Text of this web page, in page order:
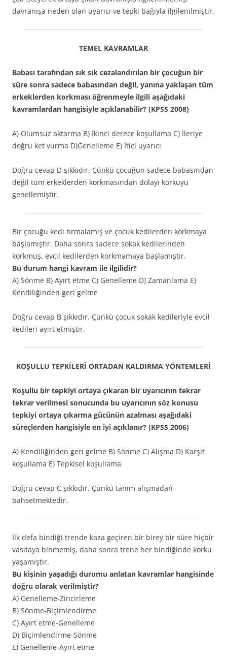
davranışa neden olan uyarıcı ve tepki bağıyla ilgilenilmiştir.
TEMEL KAVRAMLAR
Babası tarafından sık sık cezalandırılan bir çocuğun bir
süre sonra sadece babasından değil, yanına yaklaşan tüm
erkeklerden korkması öğrenmeyle ilgili aşağıdaki
kavramlardan hangisiyle açıklanabilir? (KPSS 2008)
A) Olumsuz aktarma B) İkinci derece koşullama C) İleriye
doğru ket vurma D)Genelleme E) İtici uyarıcı
Doğru cevap D şıkkıdır. Çünkü çocuğun sadece babasından
değil tüm erkeklerden korkmasından dolayı korkuyu
genellemiştir.
Bir çocuğu kedi tırmalamış ve çocuk kedilerden korkmaya
başlamıştır. Daha sonra sadece sokak kedilerinden
korkmuş, evcil kedilerden korkmamaya başlamıştır.
Bu durum hangi kavram ile ilgilidir?
A) Sönme B) Ayırt etme C) Genelleme D) Zamanlama E)
Kendiliğinden geri gelme
Doğru cevap B şıkkıdır. Çünkü çocuk sokak kedileriyle evcil
kedileri ayırt etmiştir.
KOŞULLU TEPKİLERİ ORTADAN KALDIRMA YÖNTEMLERİ
Koşullu bir tepkiyi ortaya çıkaran bir uyarıcının tekrar
tekrar verilmesi sonucunda bu uyarıcının söz konusu
tepkiyi ortaya çıkarma gücünün azalması aşağıdaki
süreçlerden hangisiyle en iyi açıklanır? (KPSS 2006)
A) Kendiliğinden geri gelme B) Sönme C) Alışma D) Karşıt
koşullama E) Tepkisel koşullama
Doğru cevap C şıkkıdır. Çünkü tanım alışmadan
bahsetmektedir.
İlk defa bindiği trende kaza geçiren bir birey bir süre hiçbir
vasıtaya binmemiş, daha sonra trene her bindiğinde korku
yaşamıştır.
Bu kişinin yaşadığı durumu anlatan kavramlar hangisinde
doğru olarak verilmiştir?
A) Genelleme-Zincirleme
B) Sönme-Biçimlendirme
C) Ayırt etme-Genelleme
D) Biçimlendirme-Sönme
E) Genelleme-Ayırt etme